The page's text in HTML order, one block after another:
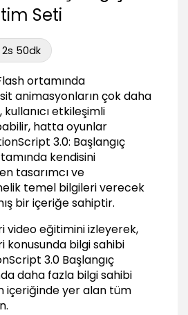
(Mouse Event)
Ne için kullanılırlar?
kullanımı
ifadesinin kullanımı
Seti
2s 50dk
ortamında
animasyonların çok daha
etkileşimli
hatta oyunlar
3.0: Başlangıç
kendisini
tasarımcı ve
temel bilgileri verecek
bir içeriğe sahiptir.
video eğitimini izleyerek,
konusunda bilgi sahibi
3.0 Başlangıç
daha fazla bilgi sahibi
içeriğinde yer alan tüm